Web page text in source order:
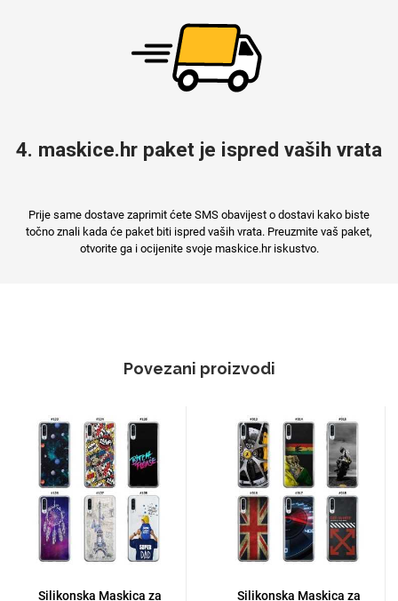
4. maskice.hr paket je ispred vaših vrata
Prije same dostave zaprimit ćete SMS obavijest o dostavi kako biste
točno znali kada će paket biti ispred vaših vrata. Preuzmite vaš paket,
otvorite ga i ocijenite svoje maskice.hr iskustvo.
Povezani proizvodi
Silikonska Maskica za
Silikonska Maskica za